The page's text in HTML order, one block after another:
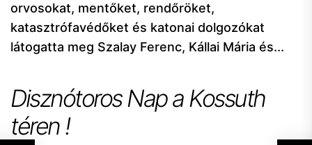
orvosokat, mentőket, rendőröket,
katasztrófavédőket és katonai dolgozókat
látogatta meg Szalay Ferenc, Kállai Mária és...
Disznótoros Nap a Kossuth
téren !